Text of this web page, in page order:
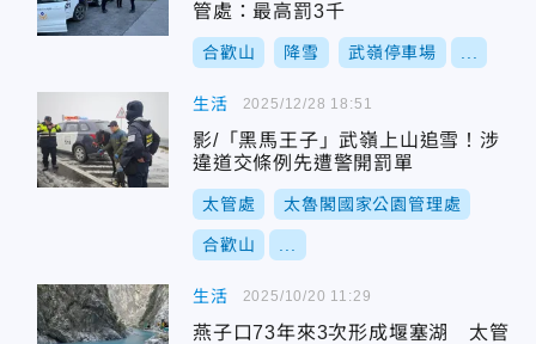
管處：最高罰3千
合歡山 降雪 武嶺停車場
生活
影/「黑馬王子」武嶺上山追雪！涉
違道交條例先遭警開罰單
太管處 太魯閣國家公園管理處
合歡山
2025/12/28 18:51
生活
燕子口73年來3次形成堰塞湖 太管
2025/10/20 11:29